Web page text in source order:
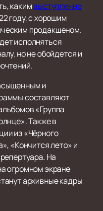
какимвыступление
году, с хорошим
продакшеном.
исполняться
но не обойдется и
и
составляют
«Группа
Также в
из «Чёрного
«Кончится лето» и
На
огромном экране
архивные кадры